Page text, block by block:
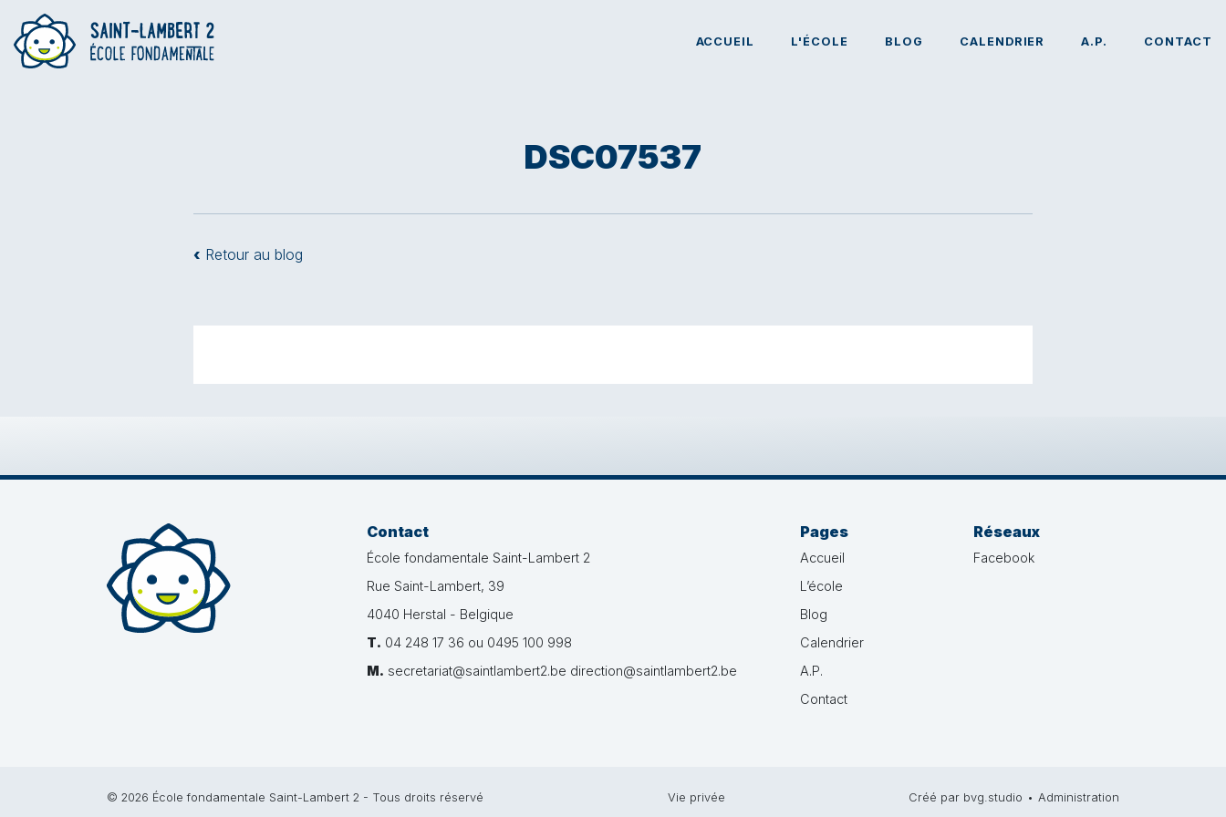
ACCUEIL L'ÉCOLE BLOG CALENDRIER A.P. CONTACT
DSC07537
‹ Retour au blog
Contact
École fondamentale Saint-Lambert 2
Rue Saint-Lambert, 39
4040 Herstal - Belgique
T. 04 248 17 36 ou 0495 100 998
M. secretariat@saintlambert2.be direction@saintlambert2.be
Pages
Accueil
L’école
Blog
Calendrier
A.P.
Contact
Réseaux
Facebook
© 2026 École fondamentale Saint-Lambert 2 - Tous droits réservé Vie privée Créé par bvg.studio • Administration